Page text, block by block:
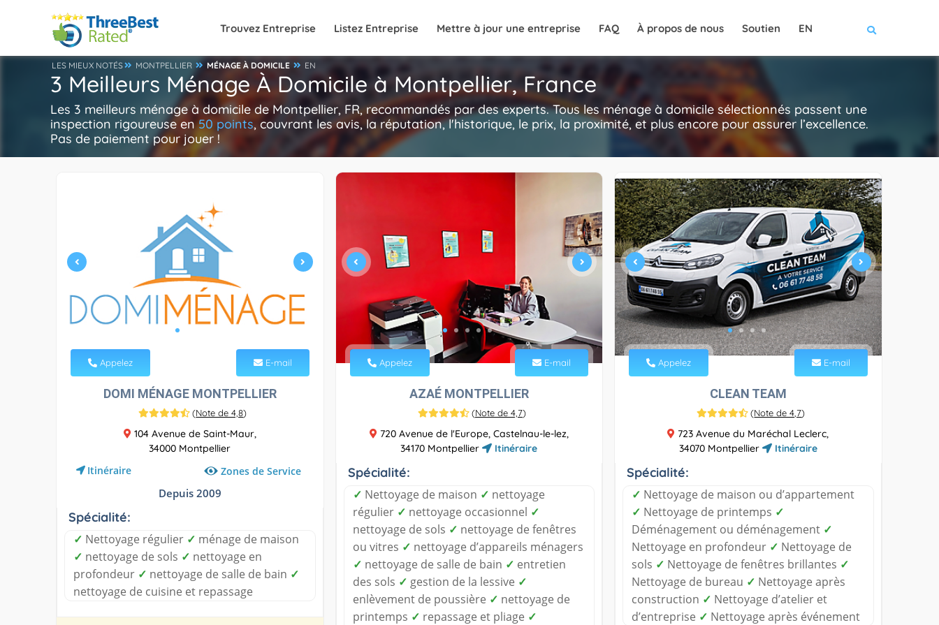
Trouvez Entreprise Listez Entreprise Mettre à jour une entreprise FAQ À propos de nous Soutien EN
LES MIEUX NOTÉS MONTPELLIER MÉNAGE À DOMICILE EN
3 Meilleurs Ménage À Domicile à Montpellier, France
Les 3 meilleurs ménage à domicile de Montpellier, FR, recommandés par des experts. Tous les ménage à domicile sélectionnés passent une
inspection rigoureuse en50 points, couvrant les avis, la réputation, l'historique, le prix, la proximité, et plus encore pour assurer l’excellence.
Pas de paiement pour jouer !
Appelez E-mail
DOMI MÉNAGE MONTPELLIER
(Note de 4,8)
104 Avenue de Saint-Maur,
34000 Montpellier
Itinéraire Zones de Service
Depuis 2009
Spécialité:
✓ Nettoyage régulier ✓ ménage de maison
✓ nettoyage de sols ✓ nettoyage en
profondeur ✓ nettoyage de salle de bain ✓
nettoyage de cuisine et repassage
Appelez E-mail
AZAÉ MONTPELLIER
(Note de 4,7)
720 Avenue de l'Europe, Castelnau-le-lez,
34170 Montpellier
Itinéraire
Spécialité:
✓ Nettoyage de maison ✓ nettoyage
régulier ✓ nettoyage occasionnel ✓
nettoyage de sols ✓ nettoyage de fenêtres
ou vitres ✓ nettoyage d’appareils ménagers
✓ nettoyage de salle de bain ✓ entretien
des sols ✓ gestion de la lessive ✓
enlèvement de poussière ✓ nettoyage de
printemps ✓ repassage et pliage ✓
Appelez E-mail
CLEAN TEAM
(Note de 4,7)
723 Avenue du Maréchal Leclerc,
34070 Montpellier
Itinéraire
Spécialité:
✓ Nettoyage de maison ou d’appartement
✓ Nettoyage de printemps ✓
Déménagement ou déménagement ✓
Nettoyage en profondeur ✓ Nettoyage de
sols ✓ Nettoyage de fenêtres brillantes ✓
Nettoyage de bureau ✓ Nettoyage après
construction ✓ Nettoyage d’atelier et
d’entreprise ✓ Nettoyage après événement